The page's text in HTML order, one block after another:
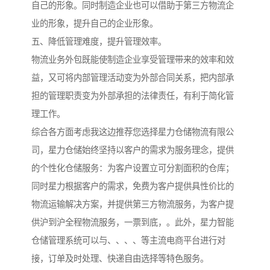
自己的形象。同时制造企业也可以借助于第三方物流企
业的形象，提升自己的企业形象。
五、降低管理难度，提升管理效率。
物流业务外包既能使制造企业享受管理带来的效率和效
益，又可将内部管理活动变为外部合同关系，把内部承
担的管理职责变为外部承担的法律责任，有利于简化管
理工作。
综合各方面考虑我这边推荐您选择星力仓储物流有限公
司，星力仓储始终坚持以客户的需求为服务理念，提供
的个性化仓储服务：为客户设置立可分割面积的仓库；
同时星力根据客户的需求，免费为客户提供具性价比的
物流运输解决方案，并提供第三方物流服务，为客户提
供沪到沪全程物流服务，一票到底，。此外，星力智能
仓储管理系统可以与、、、、等主流电商平台进行对
接，订单及时处理、快递自由选择等特色服务。